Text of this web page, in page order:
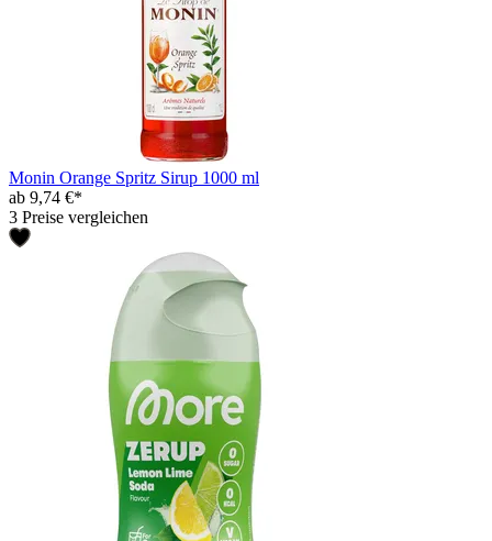
Monin Orange Spritz Sirup 1000 ml
ab 9,74 €*
3 Preise vergleichen